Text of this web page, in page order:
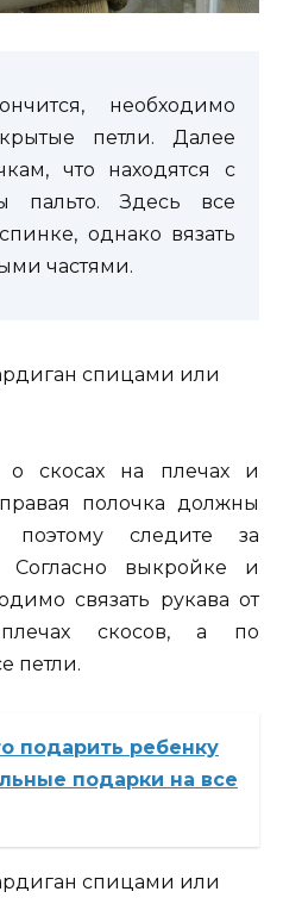
необходимо
петли. Далее
что находятся с
пальто. Здесь все
однако вязать
частями.
о скосах на плечах и
полочка должны
поэтому следите за
Согласно выкройке и
связать рукава от
скосов, а по
петли.
подарить ребенку
подарки на все